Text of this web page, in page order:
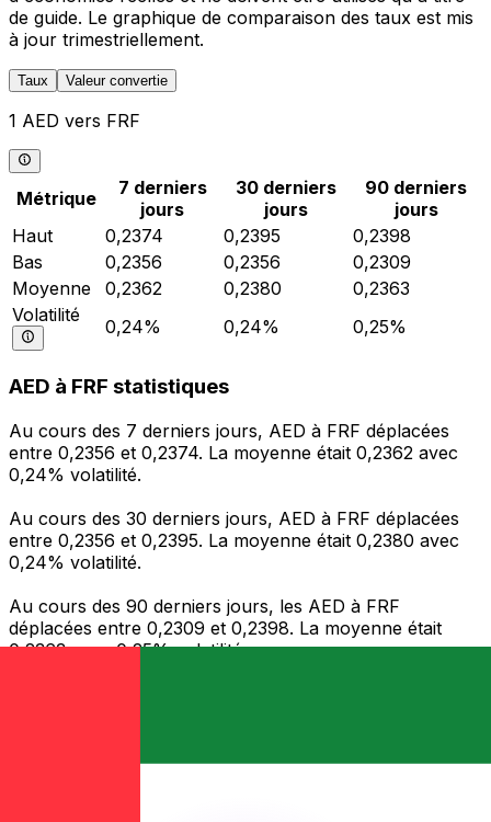
de guide. Le graphique de comparaison des taux est mis
à jour trimestriellement.
Taux Valeur convertie
1 AED vers FRF
Métrique
7 derniers
jours
30 derniers
jours
90 derniers
jours
Haut
0,2374 0,2395
0,2398
Bas
0,2356 0,2356
0,2309
Moyenne
0,2362 0,2380
0,2363
Volatilité
0,24% 0,24% 0,25%
AED à FRF statistiques
Au cours des 7 derniers jours, AED à FRF déplacées
entre 0,2356 et 0,2374. La moyenne était 0,2362 avec
0,24% volatilité.
Au cours des 30 derniers jours, AED à FRF déplacées
entre 0,2356 et 0,2395. La moyenne était 0,2380 avec
0,24% volatilité.
Au cours des 90 derniers jours, les AED à FRF
déplacées entre 0,2309 et 0,2398. La moyenne était
0,2363 avec 0,25% volatilité.
êtes en déplacement